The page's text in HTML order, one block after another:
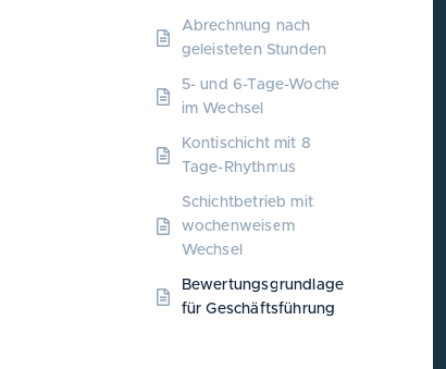
Abrechnung nach
geleisteten Stunden
5- und 6-Tage-Woche
im Wechsel
Kontischicht mit 8
Tage-Rhythmus
Schichtbetrieb mit
wochenweisem
Wechsel
Bewertungsgrundlage
für Geschäftsführung